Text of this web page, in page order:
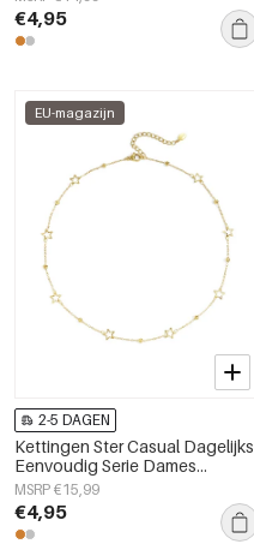
€4,95
EU-magazijn
2-5 DAGEN
Kettingen Ster Casual Dagelijks
Eenvoudig Serie Dames
sieraden
MSRP €15,99
€4,95